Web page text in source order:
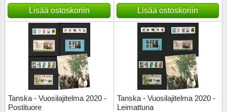
Lisää ostoskoriin Lisää ostoskoriin
Tanska - Vuosilajitelma 2020 -
Postituore
Tanska - Vuosilajitelma 2020 -
Leimattuna
Kreikka
Kypros